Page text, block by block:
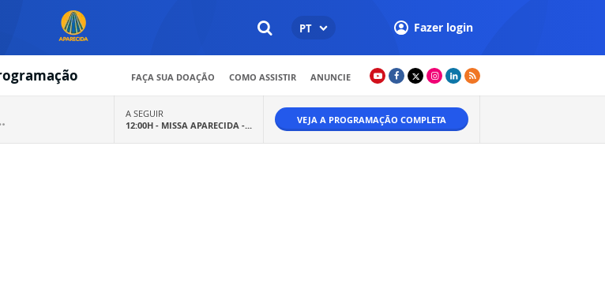
PT Fazer login
FAÇA SUA DOAÇÃO COMO ASSISTIR ANUNCIE
A SEGUIR
12:00H - MISSA APARECIDA -... VEJA A PROGRAMAÇÃO COMPLETA